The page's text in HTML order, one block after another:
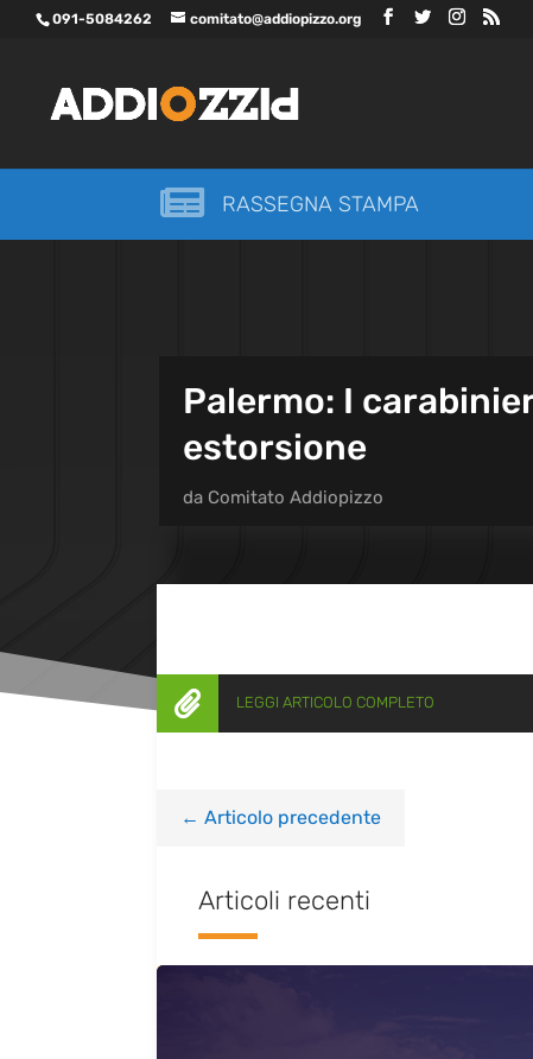
091-5084262 comitato@addiopizzo.org
 RASSEGNA STAMPA
Palermo: I
estorsione
da Comitato Addiopizzo
 LEGGI ARTICOLO COMPLETO
← Articolo precedente
Articoli recenti